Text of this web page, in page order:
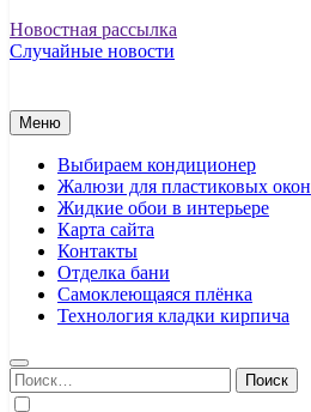
Новостная рассылка
Случайные новости
Меню
Выбираем кондиционер
Жалюзи для пластиковых окон
Жидкие обои в интерьере
Карта сайта
Контакты
Отделка бани
Самоклеющаяся плёнка
Технология кладки кирпича
Найти: